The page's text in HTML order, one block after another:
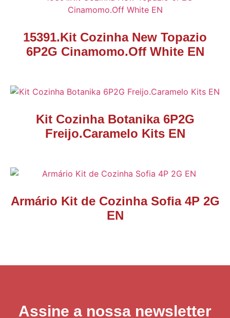
15391.Kit Cozinha New Topazio
6P2G Cinamomo.Off White EN
Kit Cozinha Botanika 6P2G
Freijo.Caramelo Kits EN
Armário Kit de Cozinha Sofia 4P 2G
EN
Assine a nossa newsletter